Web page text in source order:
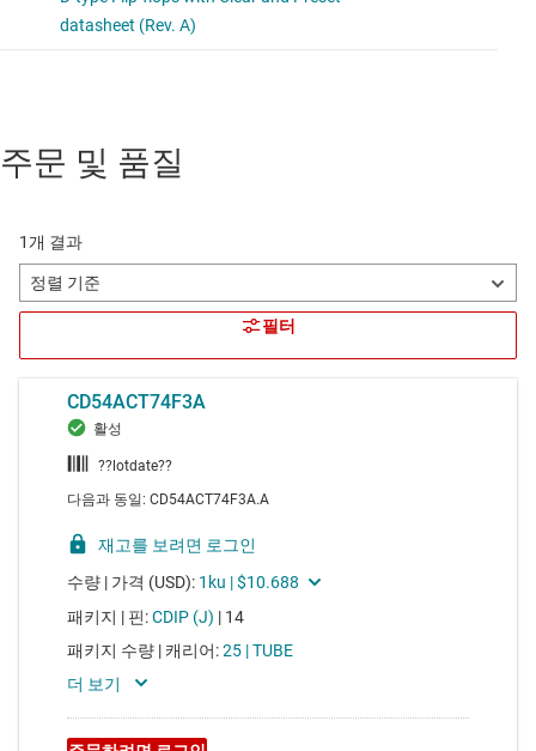
주문 및 품질